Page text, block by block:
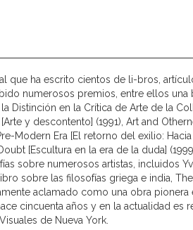
que ha escrito cientos de li-bros,
numerosos premios, entre ellos una
Distinción en la Crítica de Arte de la
y descontento] (1991), Art and
Modern Era [El retorno del exilio:
[Escultura en la era de la duda]
sobre numerosos artistas, incluidos
sobre las filosofías griega e india,
aclamado como una obra pionera
cincuenta años y en la actualidad es
de Nueva York.